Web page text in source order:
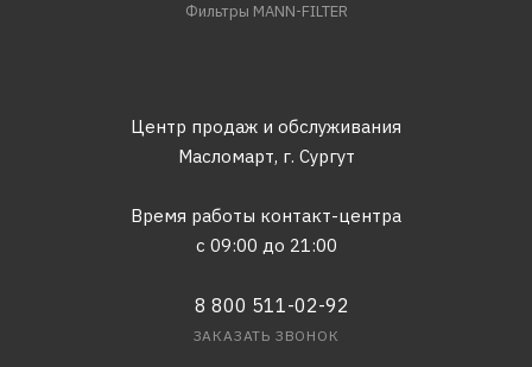
Фильтры MANN-FILTER
Центр продаж и обслуживания
Масломарт, г. Сургут
Время работы контакт-центра
с 09:00 до 21:00
8 800 511-02-92
ЗАКАЗАТЬ ЗВОНОК